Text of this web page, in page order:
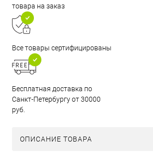
товара на заказ
Все товары сертифицированы
Бесплатная доставка по
Санкт-Петербургу от 30000
руб.
ОПИСАНИЕ ТОВАРА